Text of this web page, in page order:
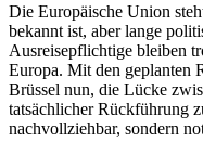
Die Europäische Union
bekannt ist, aber lange
Ausreisepflichtige bleiben
Europa. Mit den geplanten
Brüssel nun, die Lücke
tatsächlicher Rückführung
nachvollziehbar, sondern